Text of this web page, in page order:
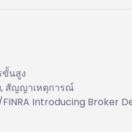
นสูง
, สัญญาเหตุการณ์
Introducing Broker